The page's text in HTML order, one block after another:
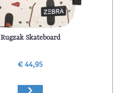
Rugzak Skateboard
€ 44,95